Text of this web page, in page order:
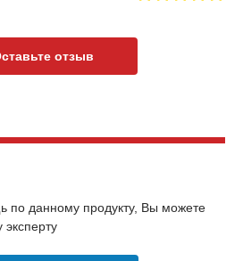
отзыв
по данному продукту, Вы можете